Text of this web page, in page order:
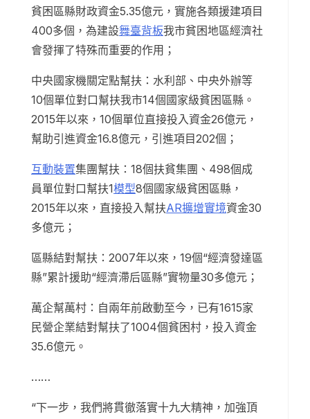
貧困區縣財政資金5.35億元，實施各類援建項目
400多個，為建設舞臺背板我市貧困地區經濟社
會發揮了特殊而重要的作用；
中央國家機關定點幫扶：水利部、中央外辦等
10個單位對口幫扶我市14個國家級貧困區縣。
2015年以來，10個單位直接投入資金26億元，
幫助引進資金16.8億元，引進項目202個；
互動裝置集團幫扶：18個扶貧集團、498個成
員單位對口幫扶1模型8個國家級貧困區縣，
2015年以來，直接投入幫扶AR擴增實境資金30
多億元；
區縣結對幫扶：2007年以來，19個“經濟發達區
縣”累計援助“經濟滯后區縣”實物量30多億元；
萬企幫萬村：自兩年前啟動至今，已有1615家
民營企業結對幫扶了1004個貧困村，投入資金
35.6億元。
……
“下一步，我們將貫徹落實十九大精神，加強頂